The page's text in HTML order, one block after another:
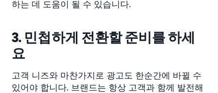
하는 데 도움이 될 수 있습니다.
3. 민첩하게 전환할 준비를 하세
요
고객 니즈와 마찬가지로 광고도 한순간에 바뀔 수
있어야 합니다. 브랜드는 항상 고객과 함께 발전해